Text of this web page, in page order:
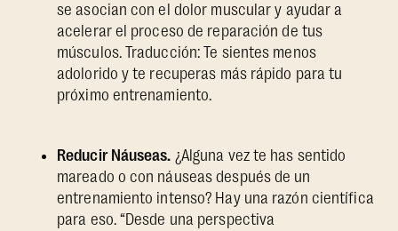
se asocian con el dolor muscular y ayudar a
acelerar el proceso de reparación de tus
músculos. Traducción: Te sientes menos
adolorido y te recuperas más rápido para tu
próximo entrenamiento.
Reducir Náuseas. ¿Alguna vez te has sentido
mareado o con náuseas después de un
entrenamiento intenso? Hay una razón científica
para eso. “Desde una perspectiva